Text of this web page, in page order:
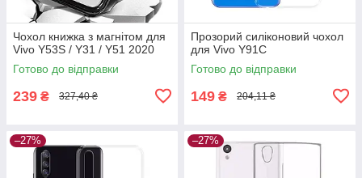
Чохол книжка з магнітом для
Vivo Y53S / Y31 / Y51 2020
Готово до відправки
239 ₴ 327,40 ₴
Прозорий силіконовий чохол
для Vivo Y91C
Готово до відправки
149 ₴ 204,11 ₴
–27% –27%